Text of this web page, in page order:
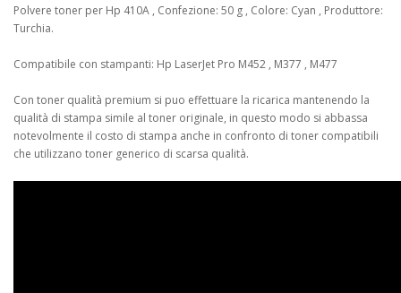
Polvere toner per Hp 410A , Confezione: 50 g , Colore: Cyan , Produttore:
Turchia.
Compatibile con stampanti: Hp LaserJet Pro M452 , M377 , M477
Con toner qualità premium si puo effettuare la ricarica mantenendo la
qualità di stampa simile al toner originale, in questo modo si abbassa
notevolmente il costo di stampa anche in confronto di toner compatibili
che utilizzano toner generico di scarsa qualità.